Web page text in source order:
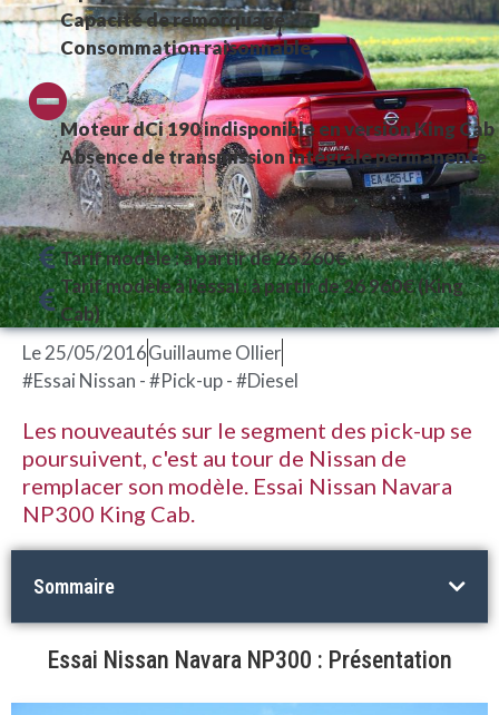
Capacité de remorquage
Consommation raisonnable
Moteur dCi 190 indisponible en version King Cab
Absence de transmission intégrale permanente
Tarif modèle : à partir de 26 260€
Tarif modèle à l'essai : à partir de 26 960€ (King
Cab)
Le25/05/2016Guillaume Ollier
#Essai Nissan - #Pick-up - #Diesel
Les nouveautés sur le segment des pick-up se
poursuivent, c'est au tour de Nissan de
remplacer son modèle. Essai Nissan Navara
NP300 King Cab.
Sommaire
Essai Nissan Navara NP300 : Présentation